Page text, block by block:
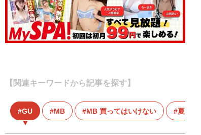
【関連キーワードから記事を探す】
GU MB MB 買ってはいけない 夏の身